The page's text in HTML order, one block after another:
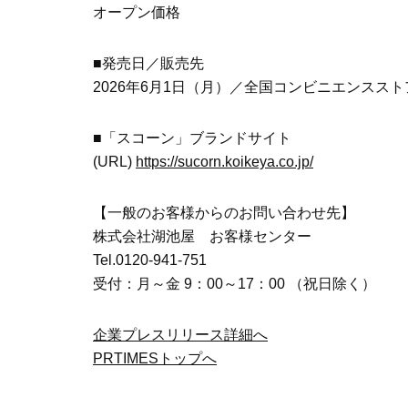
オープン価格
■発売日／販売先
2026年6月1日（月）／全国コンビニエンススト
■「スコーン」ブランドサイト
(URL) https://sucorn.koikeya.co.jp/
【一般のお客様からのお問い合わせ先】
株式会社湖池屋 お客様センター
Tel.0120-941-751
受付：月～金 9：00～17：00 （祝日除く）
企業プレスリリース詳細へ
PRTIMESトップへ